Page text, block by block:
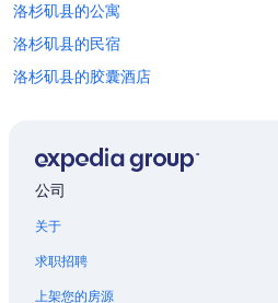
洛杉矶县的公寓
洛杉矶县的民宿
洛杉矶县的胶囊酒店
洛杉矶县的木屋
洛杉矶县的村舍
公司
关于
求职招聘
上架您的房源